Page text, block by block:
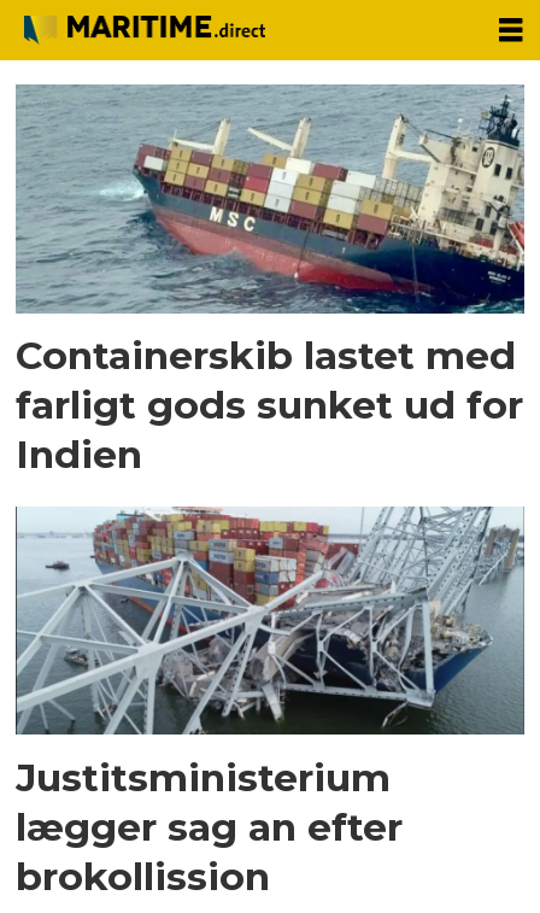
Tag:
ulykke
Containerskib lastet med
farligt gods sunket ud for
Indien
Justitsministerium
lægger sag an efter
brokollission